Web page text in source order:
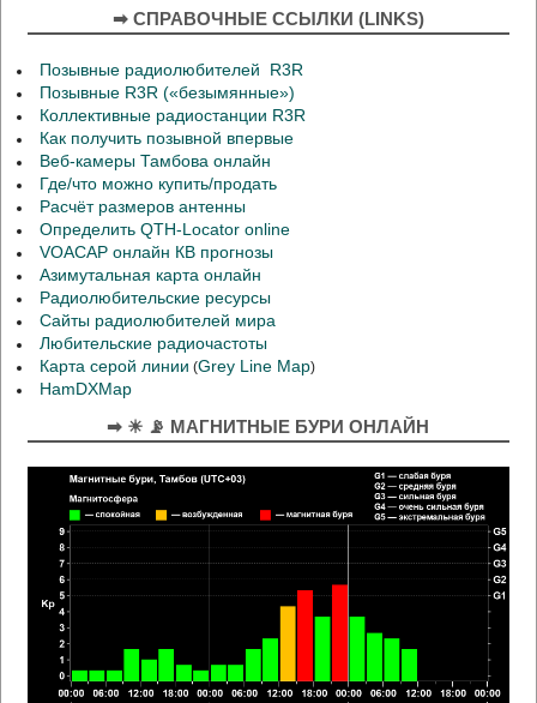
➡ СПРАВОЧНЫЕ ССЫЛКИ (LINKS)
Позывные радиолюбителей R3R
Позывные R3R («безымянные»)
Коллективные радиостанции R3R
Как получить позывной впервые
Веб-камеры Тамбова онлайн
Где/что можно купить/продать
Расчёт размеров антенны
Определить QTH-Locator online
VOACAP онлайн КВ прогнозы
Азимутальная карта онлайн
Радиолюбительские ресурсы
Сайты радиолюбителей мира
Любительские радиочастоты
Карта серой линии (Grey Line Map)
HamDXMap
➡ ☀ 📡 МАГНИТНЫЕ БУРИ ОНЛАЙН